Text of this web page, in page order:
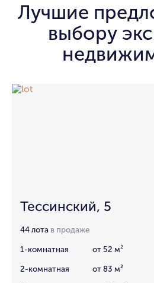
Лучшие
выбору
Тессинский, 5
44 лота в продаже
1-комнатная от 52 м²
2-комнатная от 83 м²